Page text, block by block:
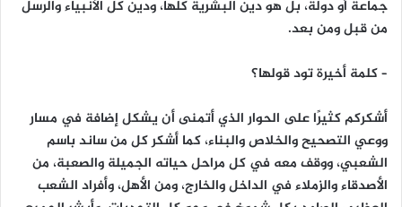
جماعة أو دولة، بل هو دين البشرية كلها، ودين كل الأنبياء والرسل
من قبل ومن بعد.
– كلمة أخيرة تود قولها؟
أشكركم كثيرًا على الحوار الذي أتمنى أن يشكل إضافة في مسار
ووعي التصحيح والخلاص والبناء، كما أشكر كل من ساند باسم
الشعبي، ووقف معه في كل مراحل حياته الجميلة والصعبة، من
الأصدقاء والزملاء في الداخل والخارج، ومن الأهل، وأفراد الشعب